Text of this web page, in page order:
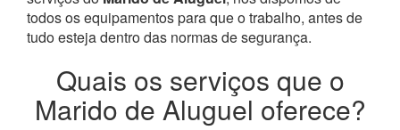
todos os equipamentos para que o trabalho, antes de
tudo esteja dentro das normas de segurança.
Quais os serviços que o
Marido de Aluguel oferece?